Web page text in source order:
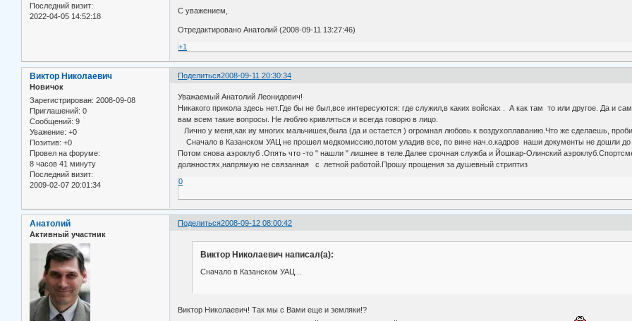
Последний визит:
2022-04-05 14:52:18
С уважением,
Отредактировано Анатолий (2008-09-11 13:27:46)
+1
Поделиться2008-09-11 20:30:34
Виктор Николаевич
Новичок
Зарегистрирован: 2008-09-08
Приглашений: 0
Сообщений: 9
Уважение: +0
Позитив: +0
Провел на форуме:
8 часов 41 минуту
Последний визит:
2009-02-07 20:01:34
Уважаемый Анатолий Леонидович!
Никакого прикола здесь нет.Где бы не был,все интересуются: где служил,в каких войсках . А как там то или другое. Да и
вам всем такие вопросы. Не люблю кривляться и всегда говорю в лицо.
Лично у меня,как иу многих мальчишек,была (да и остается ) огромная любовь к воздухоплаванию.Что же сделаешь,
Сначало в Казанском УАЦ не прошел медкомиссию,потом уладив все, по вине нач.о.кадров наши документы не дошли
Потом снова аэроклуб .Опять что -то " нашли " лишнее в теле.Далее срочная служба и Йошкар-Олинский
должностях,напрямую не связанная с летной работой.Прошу прощения за душевный стриптиз
0
Поделиться2008-09-12 08:00:42
Анатолий
Активный участник
Виктор Николаевич написал(а):
Сначало в Казанском УАЦ...
Виктор Николаевич! Так мы с Вами еще и земляки!?